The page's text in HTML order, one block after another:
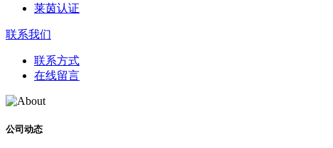
莱茵认证
联系我们
联系方式
在线留言
公司动态